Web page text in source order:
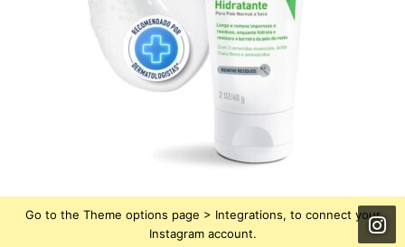
Go to the Theme options page > Integrations, to connect your
Instagram account.